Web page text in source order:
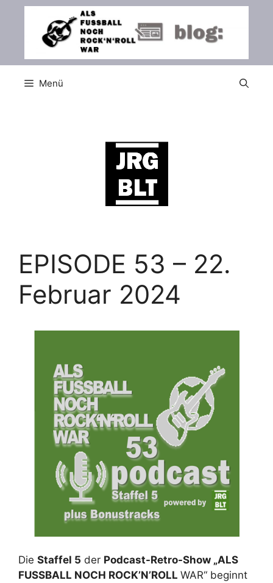
Menü
EPISODE 53 – 22.
Februar 2024
Die Staffel 5 der Podcast-Retro-Show „ALS
FUSSBALL NOCH ROCK’N’ROLL WAR“ beginnt